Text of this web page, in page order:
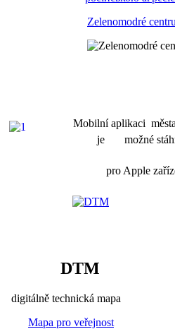
Zelenomodré
Mobilní aplikaci
je možné
pro Apple
DTM
digitálně technická mapa
Mapa pro veřejnost